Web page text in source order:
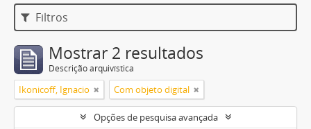
Filtros
Mostrar 2 resultados
Descrição arquivística
Ikonicoff, Ignacio Com objeto digital
Opções de pesquisa avançada